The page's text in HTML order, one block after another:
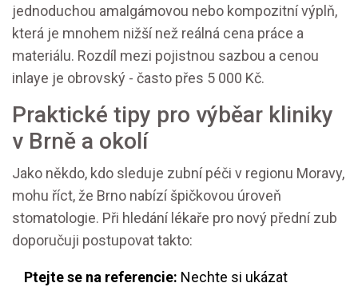
jednoduchou amalgámovou nebo kompozitní výplň,
která je mnohem nižší než reálná cena práce a
materiálu. Rozdíl mezi pojistnou sazbou a cenou
inlaye je obrovský - často přes 5 000 Kč.
Praktické tipy pro výběar kliniky
v Brně a okolí
Jako někdo, kdo sleduje zubní péči v regionu Moravy,
mohu říct, že Brno nabízí špičkovou úroveň
stomatologie. Při hledání lékaře pro nový přední zub
doporučuji postupovat takto:
Ptejte se na referencie: Nechte si ukázat